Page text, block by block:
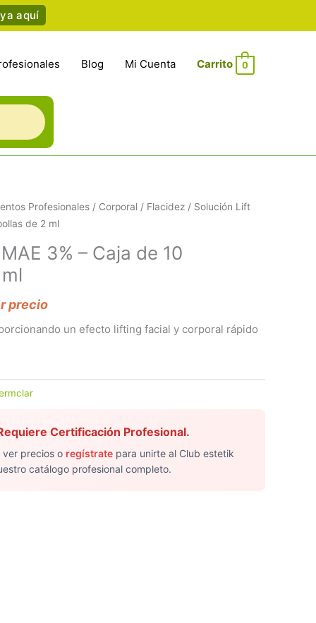
aquí
Blog Mi Cuenta 0
Profesionales / Corporal / Flacidez / Solución Lift
de 2 ml
3% – Caja de 10
precio
un efecto lifting facial y corporal rápido
Certificación Profesional.
precios o regístratepara unirte al Club estetik
catálogo profesional completo.